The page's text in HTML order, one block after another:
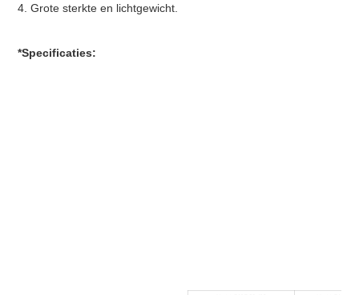
4. Grote sterkte en lichtgewicht.
*Specificaties: